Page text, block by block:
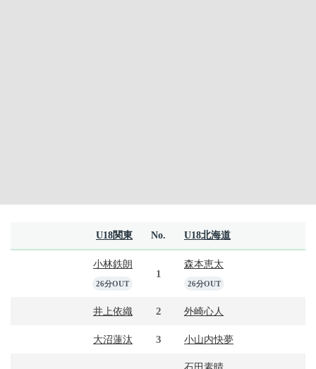
U18関東 No. U18北海道
小林鉄朗
26分OUT
1
森本恵太
26分OUT
井上依織 2 外崎心人
大沼蓮汰 3 小山内快夢
石田素晴